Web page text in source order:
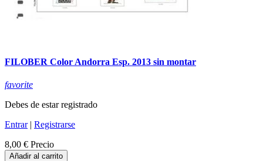
FILOBER Color Andorra Esp. 2013 sin montar
favorite
Debes de estar registrado
Entrar| Registrarse
8,00 € Precio
Añadir al carrito